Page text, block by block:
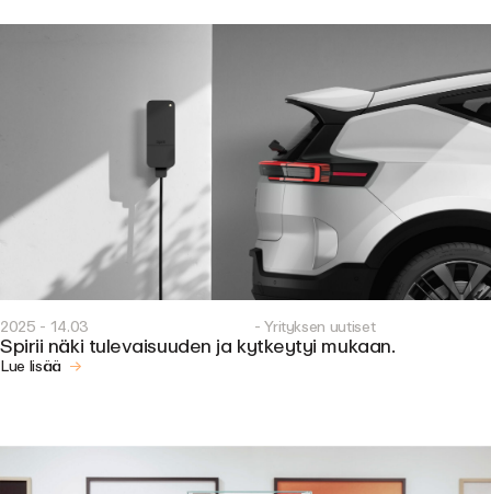
2025 - 14.03 - Yrityksen uutiset
Spirii näki tulevaisuuden ja kytkeytyi mukaan.
Lue lisää